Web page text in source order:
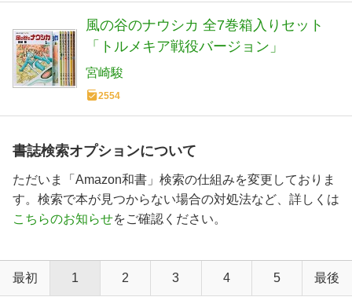
風の谷のナウシカ 全7巻箱入りセット
「トルメキア戦役バージョン」
宮崎駿
2554
書誌検索オプションについて
ただいま「Amazon和書」検索の仕組みを変更しておりま
す。検索で本が見つからない場合の対処法など、詳しくは
こちらのお知らせをご確認ください。
最初 1 2 3 4 5 最後